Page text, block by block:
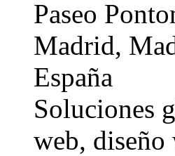
Paseo
Madrid,
España
Soluciones
web, diseño